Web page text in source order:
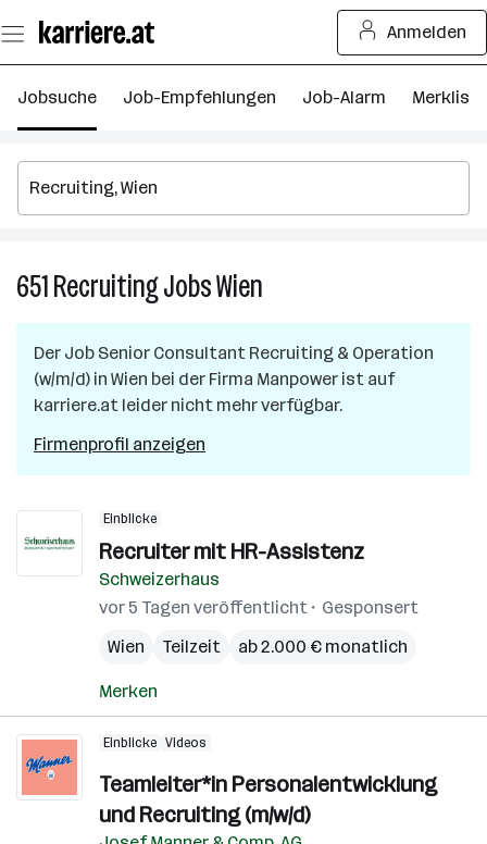
Seiteninhalt
springen
Anmelden
Jobsuche Job-Empfehlungen Job-Alarm Merkliste
651RecruitingJobsWien
in
Wien
Der Job Senior Consultant Recruiting & Operation
(w/m/d) in Wien bei der Firma Manpower ist auf
karriere.at leider nicht mehr verfügbar.
Firmenprofil anzeigen
Einblicke
Recruiter mit HR-Assistenz
Schweizerhaus
vor 5 Tagen veröffentlicht
Gesponsert
Wien
Teilzeit ab 2.000 € monatlich
Merken
Einblicke Videos
Teamleiter*in Personalentwicklung
und Recruiting (m/w/d)